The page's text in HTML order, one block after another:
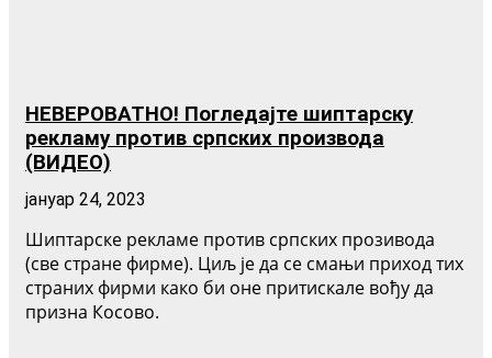
НЕВЕРОВАТНО! Погледајте шиптарску
рекламу против српских производа
(ВИДЕО)
јануар 24, 2023
Шиптарске рекламе против српских прозивода
(све стране фирме). Циљ је да се смањи приход тих
страних фирми како би оне притискале вођу да
призна Косово.